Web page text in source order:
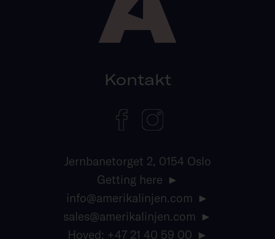
Kontakt
Jernbanetorget 2, 0154 Oslo
Getting here
info@amerikalinjen.com
sales@amerikalinjen.com
Hoved: +47 21 40 59 00